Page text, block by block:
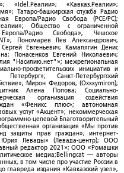
«Idel.Реалии»; «Кавказ.Реалии»;
Татаро-башкирская служба Радио
Европа/Радио Свобода (PCE/PC);
Общество с ограниченной
Радио Свобода»; Чешское
Пономарев Лев Александрович;
Евгеньевич; Камалягин Денис
Понасенков Евгений Николаевич;
"Насилию.нет"»; межрегиональная
просветительских инициатив и
Санкт-Петербургский
Мирон Федоров; (Oxxxymiron);
Алена Попова; Социально-
организация содействия
«Феникс плюс»; автономная
услуг «Акцент»; некоммерческая
целевой Благотворительный
организация «Мы против
защиты прав граждан»; интернет-
Юрия Левады» (Левада-центр); ООО
редактор 2021»; ООО «Ромашки
медиа;Bellingcat — авторы
в том числе про участие России в
издания «Кавказский узел»,